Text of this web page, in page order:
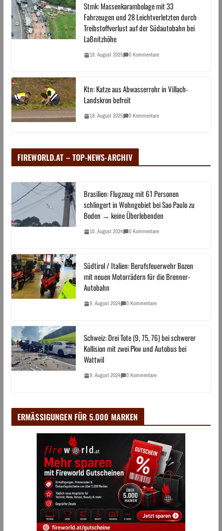
Stmk: Massenkarambolage mit 33
Fahrzeugen und 28 Leichtverletzten durch
Treibstoffverlust auf der Südautobahn bei
Laßnitzhöhe
18. August 2025 0 Kommentare
Ktn: Katze aus Abwasserrohr in Villach-
Landskron befreit
18. August 2025 0 Kommentare
FIREWORLD.AT – TOP-NEWS-ARCHIV
Brasilien: Flugzeug mit 61 Personen
schlingert in Wohngebiet bei Sao Paulo zu
Boden → keine Überlebenden
10. August 2024 0 Kommentare
Südtirol / Italien: Berufsfeuerwehr Bozen
mit neuen Motorrädern für die Brenner-
Autobahn
9. August 2024 0 Kommentare
Schweiz: Drei Tote (9, 75, 76) bei schwerer
Kollision mit zwei Pkw und Autobus bei
Wattwil
9. August 2024 0 Kommentare
ERMÄSSIGUNGEN FÜR 5.000 MARKEN